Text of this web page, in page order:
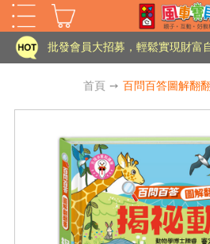
HOT
批發會員大招募，輕鬆實現財富
老師您好!!幼教會員火熱招募中~
海外購物免煩惱！點我查看『海
批發會員大招募，輕鬆實現財富
老師您好!!幼教會員火熱招募中~
首頁 ➙ 百問百答圖解翻